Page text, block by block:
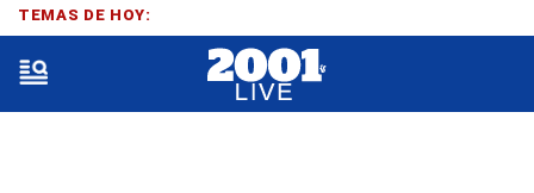
TEMAS DE HOY: